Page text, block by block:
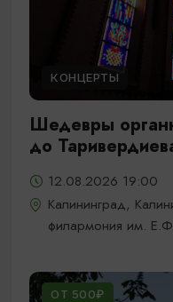
КОНЦЕРТЫ
Шедевры
до
12.08.2026 19:00
Калининград,
филармония им.
ОТ 500₽